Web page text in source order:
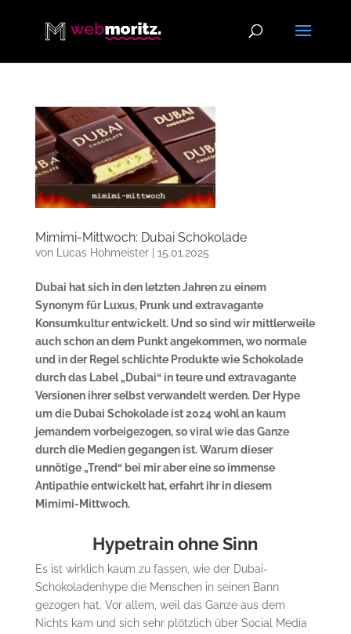
Mimimi-Mittwoch: Dubai Schokolade
von Lucas Hohmeister| 15.01.2025
Dubai hat sich in den letzten Jahren zu einem
Synonym für Luxus, Prunk und extravagante
Konsumkultur entwickelt. Und so sind wir mittlerweile
auch schon an dem Punkt angekommen, wo normale
und in der Regel schlichte Produkte wie Schokolade
durch das Label „Dubai“ in teure und extravagante
Versionen ihrer selbst verwandelt werden. Der Hype
um die Dubai Schokolade ist 2024 wohl an kaum
jemandem vorbeigezogen, so viral wie das Ganze
durch die Medien gegangen ist. Warum dieser
unnötige „Trend“ bei mir aber eine so immense
Antipathie entwickelt hat, erfahrt ihr in diesem
Mimimi-Mittwoch.
Hypetrain ohne Sinn
Es ist wirklich kaum zu fassen, wie der Dubai-
Schokoladenhype die Menschen in seinen Bann
gezogen hat. Vor allem, weil das Ganze aus dem
Nichts kam und sich sehr plötzlich über Social Media